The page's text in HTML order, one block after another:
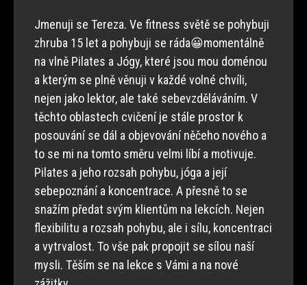
Jmenuji se Tereza. Ve fitness světě se pohybuji
zhruba 15 let a pohybuji se ráda😀momentálně
na vlně Pilates a Jógy, které jsou mou doménou
a kterým se plně věnuji v každé volné chvíli,
nejen jako lektor, ale také sebevzděláváním. V
těchto oblastech cvičení je stále prostor k
posouvání se dál a objevování něčeho nového a
to se mi na tomto směru velmi líbí a motivuje.
Pilates a jeho rozsah pohybu, jóga a její
sebepoznání a koncentrace. A přesně to se
snažím předat svým klientům na lekcích. Nejen
flexibilitu a rozsah pohybu, ale i sílu, koncentraci
a vytrvalost. To vše pak propojit se sílou naší
mysli. Těším se na lekce s Vámi a na nové